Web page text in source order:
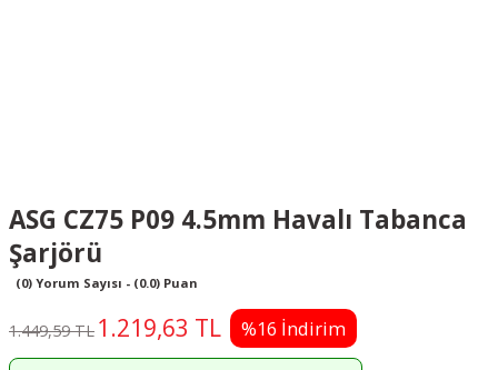
ASG CZ75 P09 4.5mm Havalı Tabanca
Şarjörü
(0) Yorum Sayısı - (0.0) Puan
1.449,59 TL 1.219,63 TL %16 İndirim